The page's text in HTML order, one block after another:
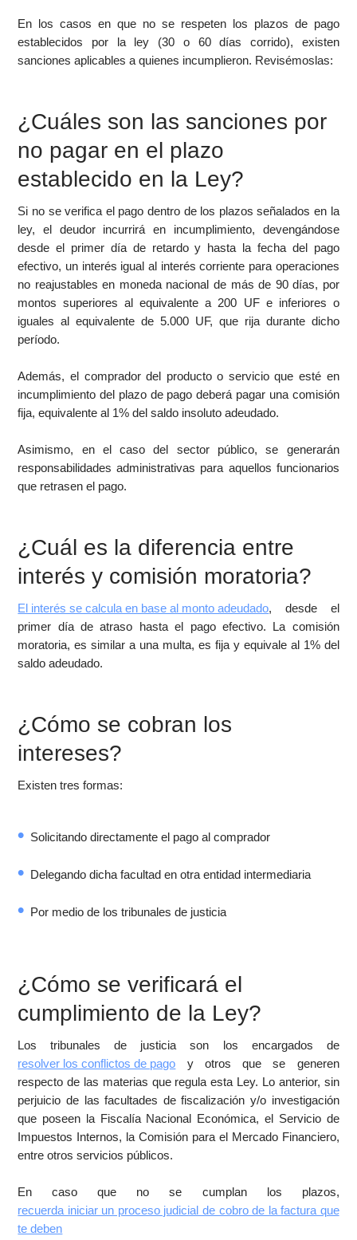
En los casos en que no se respeten los plazos de pago
establecidos por la ley (30 o 60 días corrido), existen
sanciones aplicables a quienes incumplieron. Revisémoslas:
¿Cuáles son las sanciones por
no pagar en el plazo
establecido en la Ley?
Si no se verifica el pago dentro de los plazos señalados en la
ley, el deudor incurrirá en incumplimiento, devengándose
desde el primer día de retardo y hasta la fecha del pago
efectivo, un interés igual al interés corriente para operaciones
no reajustables en moneda nacional de más de 90 días, por
montos superiores al equivalente a 200 UF e inferiores o
iguales al equivalente de 5.000 UF, que rija durante dicho
período.
Además, el comprador del producto o servicio que esté en
incumplimiento del plazo de pago deberá pagar una comisión
fija, equivalente al 1% del saldo insoluto adeudado.
Asimismo, en el caso del sector público, se generarán
responsabilidades administrativas para aquellos funcionarios
que retrasen el pago.
¿Cuál es la diferencia entre
interés y comisión moratoria?
El interés se calcula en base al monto adeudado, desde el
primer día de atraso hasta el pago efectivo. La comisión
moratoria, es similar a una multa, es fija y equivale al 1% del
saldo adeudado.
¿Cómo se cobran los
intereses?
Existen tres formas:
Solicitando directamente el pago al comprador
Delegando dicha facultad en otra entidad intermediaria
Por medio de los tribunales de justicia
¿Cómo se verificará el
cumplimiento de la Ley?
Los tribunales de justicia son los encargados de
resolver los conflictos de pago y otros que se generen
respecto de las materias que regula esta Ley. Lo anterior, sin
perjuicio de las facultades de fiscalización y/o investigación
que poseen la Fiscalía Nacional Económica, el Servicio de
Impuestos Internos, la Comisión para el Mercado Financiero,
entre otros servicios públicos.
En caso que no se cumplan los plazos,
recuerda iniciar un proceso judicial de cobro de la factura que
te deben